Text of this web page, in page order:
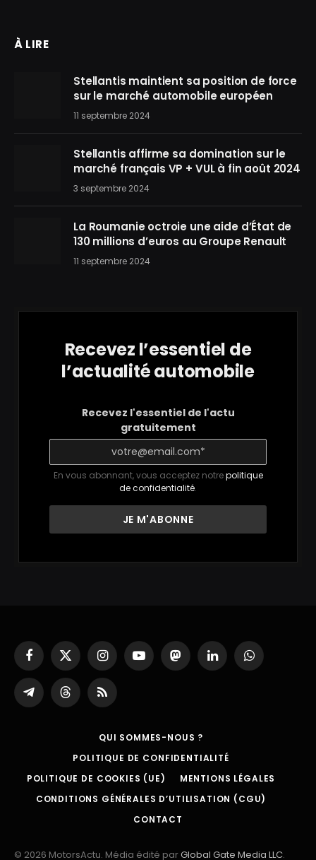
À LIRE
Stellantis maintient sa position de force
sur le marché automobile européen
11 septembre 2024
Stellantis affirme sa domination sur le
marché français VP + VUL à fin août 2024
3 septembre 2024
La Roumanie octroie une aide d’État de
130 millions d’euros au Groupe Renault
11 septembre 2024
Recevez l’essentiel de
l’actualité automobile
Recevez l'essentiel de l'actu
gratuitement
En vous abonnant, vous acceptez notrepolitique
de confidentialité.
Facebook
X
(Twitter)
InstagramYouTubeMastodonLinkedInWhatsApp
Partager
sur
ThreadsRSS
QUI SOMMES-NOUS ?
POLITIQUE DE CONFIDENTIALITÉ
POLITIQUE DE COOKIES (UE)
MENTIONS LÉGALES
CONDITIONS GÉNÉRALES D’UTILISATION (CGU)
CONTACT
© 2026 MotorsActu. Média édité parGlobal Gate Media LLC.